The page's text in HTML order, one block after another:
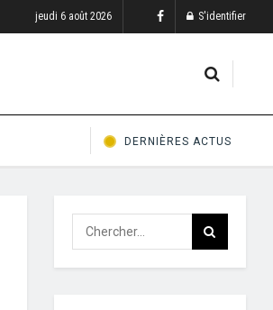
jeudi 6 août 2026 S'identifier
DERNIÈRES ACTUS